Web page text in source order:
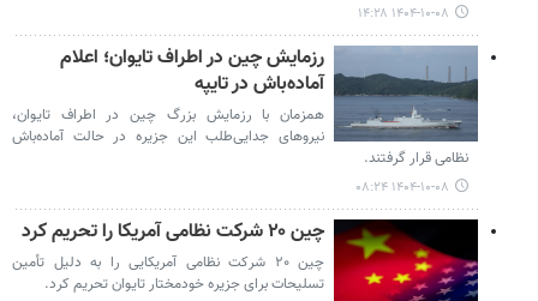
۱۴۰۴-۱۰-۰۸ ۱۴:۲۸
رزمایش چین در اطراف تایوان؛ اعلام
آماده‌باش در تایپه
همزمان با رزمایش بزرگ چین در اطراف تایوان،
نیروهای جدایی‌طلب این جزیره در حالت آماده‌باش
نظامی قرار گرفتند.
۱۴۰۴-۱۰-۰۸ ۰۸:۲۴
چین ۲۰ شرکت نظامی آمریکا را تحریم کرد
چین ۲۰ شرکت نظامی آمریکایی را به دلیل تأمین
تسلیحات برای جزیره خودمختار تایوان تحریم کرد.